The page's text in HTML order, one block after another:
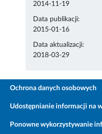
2014-11-19
Data publikacji:
2015-01-16
Data aktualizacji:
2018-03-29
Ochrona danych osobowych
Udostępnianie informacji na
Ponowne wykorzystywanie